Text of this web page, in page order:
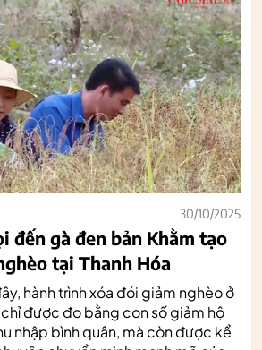
30/10/2025
đến gà đen bản Khằm tạo
tại Thanh Hóa
hành trình xóa đói giảm nghèo ở
được đo bằng con số giảm hộ
nhập bình quân, mà còn được kể